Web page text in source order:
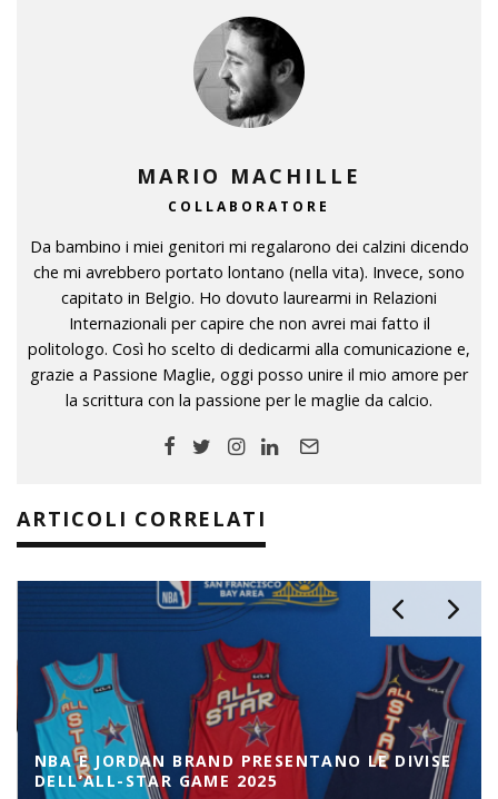
MARIO MACHILLE
COLLABORATORE
Da bambino i miei genitori mi regalarono dei calzini dicendo
che mi avrebbero portato lontano (nella vita). Invece, sono
capitato in Belgio. Ho dovuto laurearmi in Relazioni
Internazionali per capire che non avrei mai fatto il
politologo. Così ho scelto di dedicarmi alla comunicazione e,
grazie a Passione Maglie, oggi posso unire il mio amore per
la scrittura con la passione per le maglie da calcio.
ARTICOLI CORRELATI
NBA E JORDAN BRAND PRESENTANO LE DIVISE
DELL’ALL-STAR GAME 2025